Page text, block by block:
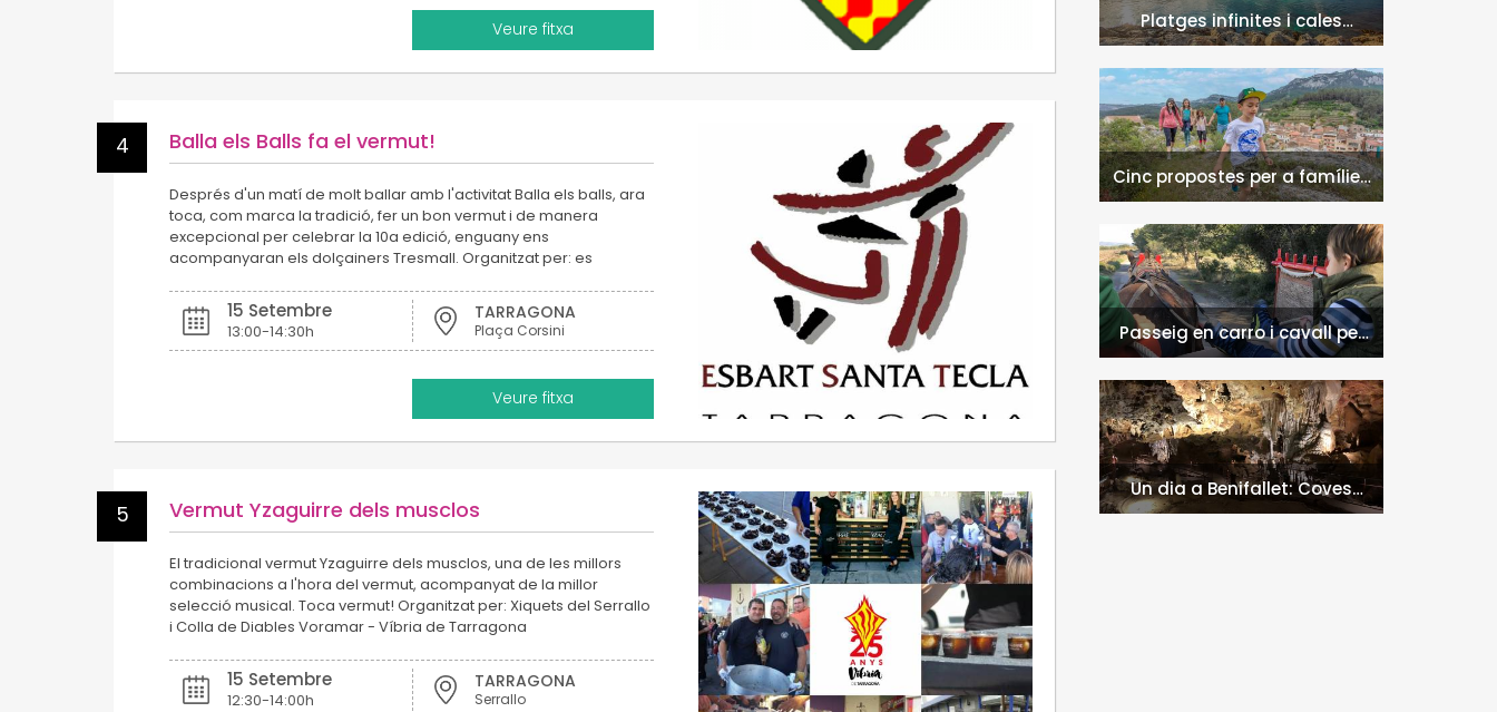
Veure fitxa
4 Balla els Balls fa el vermut!
Després d'un matí de molt ballar amb l'activitat Balla els balls, ara
toca, com marca la tradició, fer un bon vermut i de manera
excepcional per celebrar la 10a edició, enguany ens
acompanyaran els dolçainers Tresmall. Organitzat per: es
15 Setembre
13:00-14:30h
TARRAGONA
Plaça Corsini
Veure fitxa
5 Vermut Yzaguirre dels musclos
El tradicional vermut Yzaguirre dels musclos, una de les millors
combinacions a l'hora del vermut, acompanyat de la millor
selecció musical. Toca vermut! Organitzat per: Xiquets del Serrallo
i Colla de Diables Voramar - Víbria de Tarragona
15 Setembre
12:30-14:00h
TARRAGONA
Serrallo
Platges infinites i cales
naturals a l'Hospitalet de
l'Infant i la Vall de Llors
Cinc propostes per a famílies
a l'Hospitalet de l'Infant i la
Vall de Llors
Passeig en carro i cavall per
l'entorn de Nulles
Un dia a Benifallet: Coves
Meravelles i Via Verda